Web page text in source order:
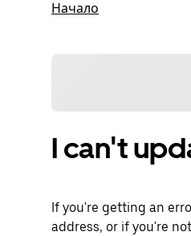
Начало
I can't
If you're getting an
address, or if you're